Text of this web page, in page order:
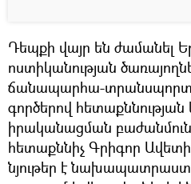
Դեպքի վայր են ժամանել
ոստիկանության
ճանապարհա-
գործերով
իրականացման
հետաքննիչ Գրիգոր
նյութեր է